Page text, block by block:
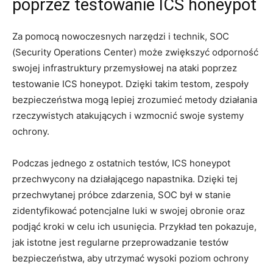
poprzez testowanie ICS honeypot
Za ‍pomocą nowoczesnych⁣ narzędzi i technik, SOC
(Security Operations Center) może zwiększyć odporność
swojej infrastruktury przemysłowej na ataki poprzez
testowanie ICS honeypot. Dzięki takim testom, zespoły
⁣bezpieczeństwa mogą lepiej ⁤zrozumieć metody‌ działania
rzeczywistych atakujących ⁤i ‍wzmocnić swoje systemy
ochrony.
Podczas jednego ⁣z‌ ostatnich testów, ICS honeypot ​
przechwycony na działającego napastnika. Dzięki‌ tej
przechwytanej próbce zdarzenia, SOC był w stanie
zidentyfikować potencjalne luki ⁣w swojej obronie oraz
⁣podjąć kroki‌ w celu ‌ich usunięcia. Przykład ten pokazuje,⁣
jak⁣ istotne jest regularne przeprowadzanie testów
⁢bezpieczeństwa, aby utrzymać wysoki‌ poziom ochrony